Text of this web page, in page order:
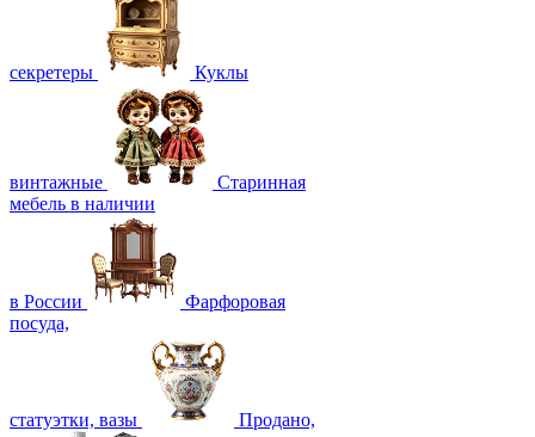
секретеры Куклы
винтажные
Старинная
мебель в наличии
в России
Фарфоровая
посуда,
статуэтки, вазы Продано,